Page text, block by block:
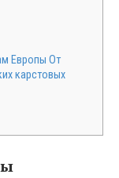
Европы От
карстовых